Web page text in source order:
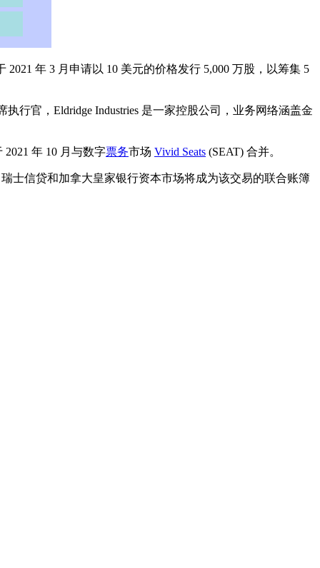
2021 年 3 月申请以 10 美元的价格发行 5,000 万股，以筹集 5
行官，Eldridge Industries 是一家控股公司，业务网络涵盖金
2021 年 10 月与数字票务市场 Vivid Seats (SEAT) 合并。
瑞士信贷和加拿大皇家银行资本市场将成为该交易的联合账簿